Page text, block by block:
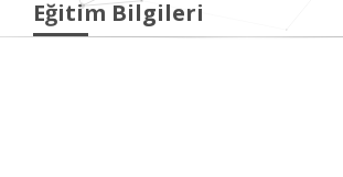
Eğitim Bilgileri